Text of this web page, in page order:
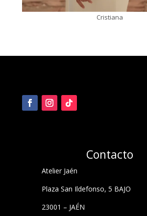
Cristiana
Contacto
Atelier Jaén
Plaza San Ildefonso, 5 BAJO
23001 – JAÉN